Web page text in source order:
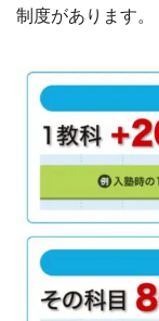
制度があります。